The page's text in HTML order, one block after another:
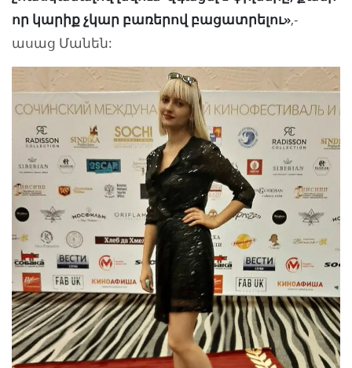
որ կարիք չկար բառերով բացատրելու»,-
ասաց Մանեն: